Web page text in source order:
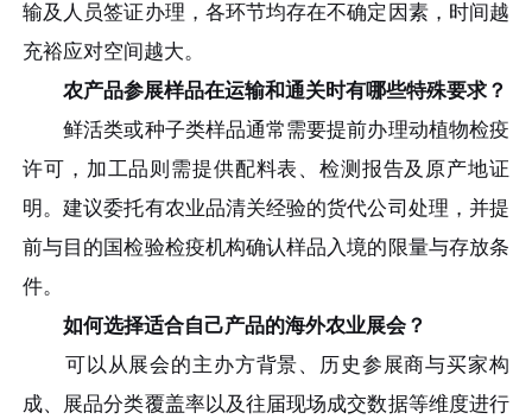
输及人员签证办理，各环节均存在不确定因素，时间越
充裕应对空间越大。
农产品参展样品在运输和通关时有哪些特殊要求？
鲜活类或种子类样品通常需要提前办理动植物检疫
许可，加工品则需提供配料表、检测报告及原产地证
明。建议委托有农业品清关经验的货代公司处理，并提
前与目的国检验检疫机构确认样品入境的限量与存放条
件。
如何选择适合自己产品的海外农业展会？
可以从展会的主办方背景、历史参展商与买家构
成、展品分类覆盖率以及往届现场成交数据等维度进行